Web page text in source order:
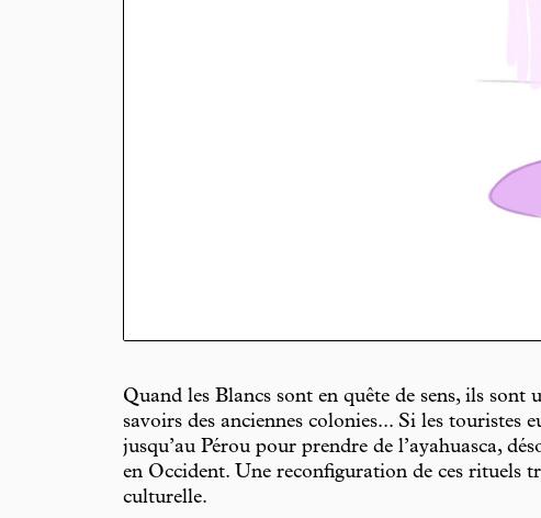
Quand les Blancs sont en quête de sens, ils
savoirs des anciennes colonies... Si les touristes
jusqu’au Pérou pour prendre de l’ayahuasca,
en Occident. Une reconfiguration de ces rituels
culturelle.